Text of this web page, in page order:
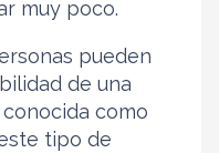
muy poco.
pueden
de una
como
tipo de